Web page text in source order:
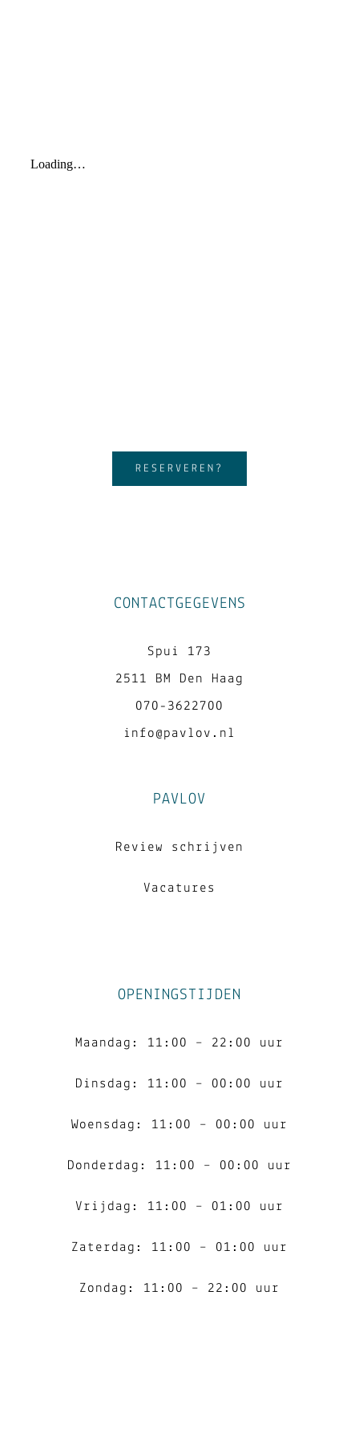
RESERVEREN?
CONTACTGEGEVENS
Spui 173
2511 BM Den Haag
070-3622700
info@pavlov.nl
PAVLOV
Review schrijven
Vacatures
OPENINGSTIJDEN
Maandag: 11:00 – 22:00 uur
Dinsdag: 11:00 – 00:00 uur
Woensdag: 11:00 – 00:00 uur
Donderdag: 11:00 – 00:00 uur
Vrijdag: 11:00 – 01:00 uur
Zaterdag: 11:00 – 01:00 uur
Zondag: 11:00 – 22:00 uur